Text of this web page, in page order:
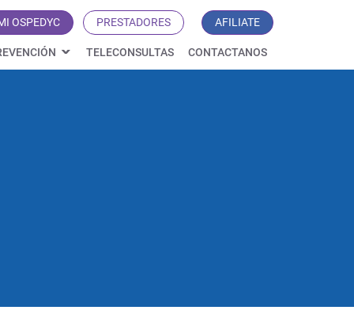
OSPEDYC PRESTADORES AFILIATE
TELECONSULTAS CONTACTANOS